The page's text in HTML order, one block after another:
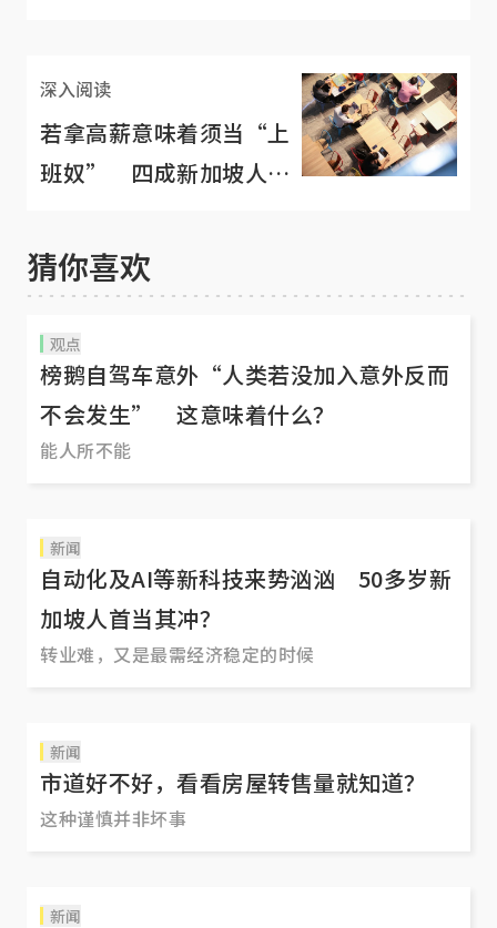
深入阅读
若拿高薪意味着须当“上
班奴” 四成新加坡人宁
猜你喜欢
观点
榜鹅自驾车意外“人类若没加入意外反而
不会发生” 这意味着什么？
能人所不能
新闻
自动化及AI等新科技来势汹汹 50多岁新
加坡人首当其冲？
转业难，又是最需经济稳定的时候
新闻
市道好不好，看看房屋转售量就知道？
这种谨慎并非坏事
新闻